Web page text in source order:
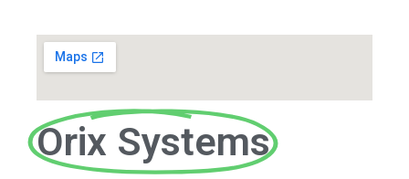
Orix Systems